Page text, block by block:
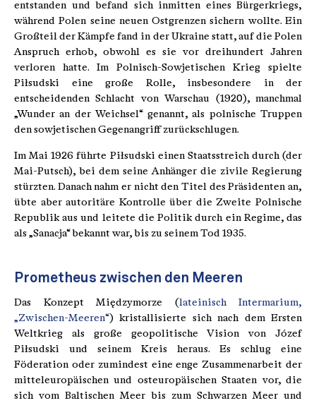
entstanden und befand sich inmitten eines Bürgerkriegs,
während Polen seine neuen Ostgrenzen sichern wollte. Ein
Großteil der Kämpfe fand in der Ukraine statt, auf die Polen
Anspruch erhob, obwohl es sie vor dreihundert Jahren
verloren hatte. Im Polnisch-Sowjetischen Krieg spielte
Piłsudski eine große Rolle, insbesondere in der
entscheidenden Schlacht von Warschau (1920), manchmal
„Wunder an der Weichsel“ genannt, als polnische Truppen
den sowjetischen Gegenangriff zurückschlugen.
Im Mai 1926 führte Piłsudski einen Staatsstreich durch (der
Mai-Putsch), bei dem seine Anhänger die zivile Regierung
stürzten. Danach nahm er nicht den Titel des Präsidenten an,
übte aber autoritäre Kontrolle über die Zweite Polnische
Republik aus und leitete die Politik durch ein Regime, das
als „Sanacja“ bekannt war, bis zu seinem Tod 1935.
Prometheus zwischen den Meeren
Das Konzept Międzymorze (lateinisch Intermarium,
„Zwischen-Meeren“) kristallisierte sich nach dem Ersten
Weltkrieg als große geopolitische Vision von Józef
Piłsudski und seinem Kreis heraus. Es schlug eine
Föderation oder zumindest eine enge Zusammenarbeit der
mitteleuropäischen und osteuropäischen Staaten vor, die
sich vom Baltischen Meer bis zum Schwarzen Meer und